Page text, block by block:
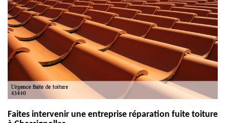
Faites intervenir une entreprise réparation fuite toiture